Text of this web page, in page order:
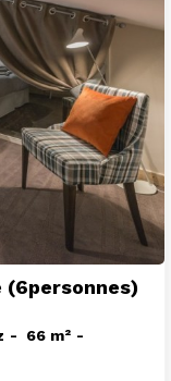
(6personnes)
66 m²